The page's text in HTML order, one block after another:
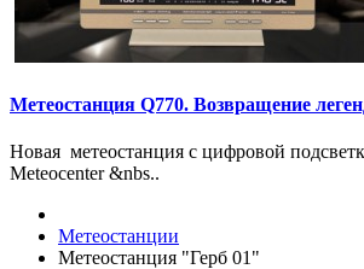
Метеостанция Q770. Возвращение
Новая метеостанция с цифровой
Meteocenter &nbs..
Метеостанции
Метеостанция "Герб 01"